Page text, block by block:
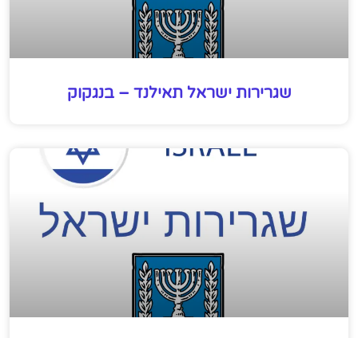
שגרירות ישראל תאילנד – בנגקוק